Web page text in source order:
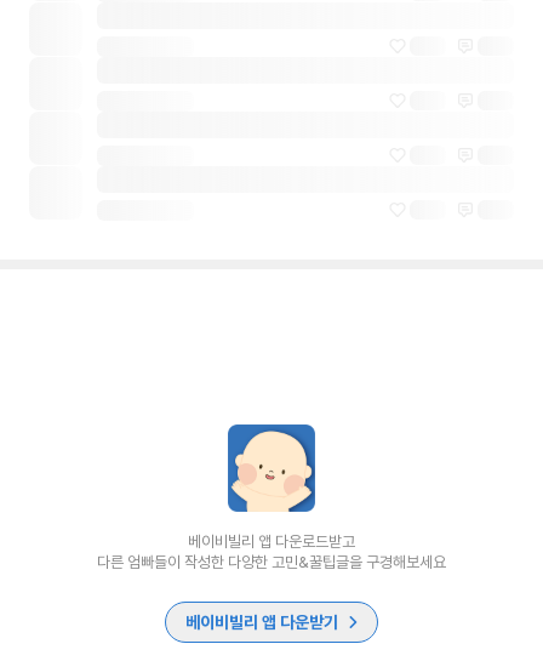
베이비빌리 앱 다운로드받고
다른 엄빠들이 작성한 다양한 고민&꿀팁글을 구경해보세요
베이비빌리 앱 다운받기